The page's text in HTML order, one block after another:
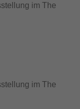
im The
im The